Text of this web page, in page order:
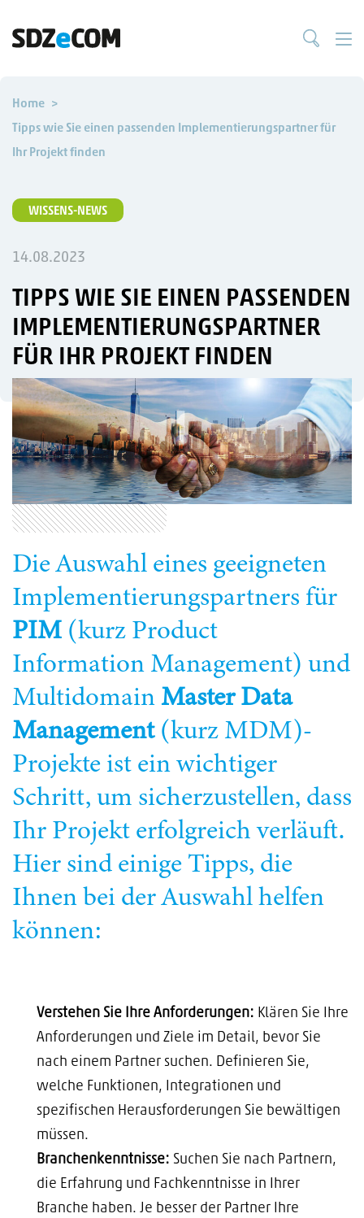
Home
Tipps wie Sie einen passenden Implementierungspartner für
Ihr Projekt finden
WISSENS-NEWS
14.08.2023
TIPPS WIE SIE EINEN PASSENDEN
IMPLEMENTIERUNGSPARTNER
FÜR IHR PROJEKT FINDEN
Die Auswahl eines geeigneten
Implementierungspartners für
PIM(kurz Product
Information Management) und
MultidomainMaster Data
Management(kurz MDM)-
Projekte ist ein wichtiger
Schritt, um sicherzustellen, dass
Ihr Projekt erfolgreich verläuft.
Hier sind einige Tipps, die
Ihnen bei der Auswahl helfen
können:
Verstehen Sie Ihre Anforderungen: Klären Sie Ihre
Anforderungen und Ziele im Detail, bevor Sie
nach einem Partner suchen. Definieren Sie,
welche Funktionen, Integrationen und
spezifischen Herausforderungen Sie bewältigen
müssen.
Branchenkenntnisse: Suchen Sie nach Partnern,
die Erfahrung und Fachkenntnisse in Ihrer
Branche haben. Je besser der Partner Ihre